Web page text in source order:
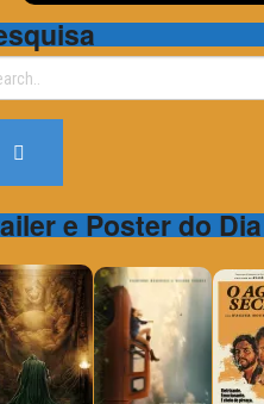
e Poster do Dia